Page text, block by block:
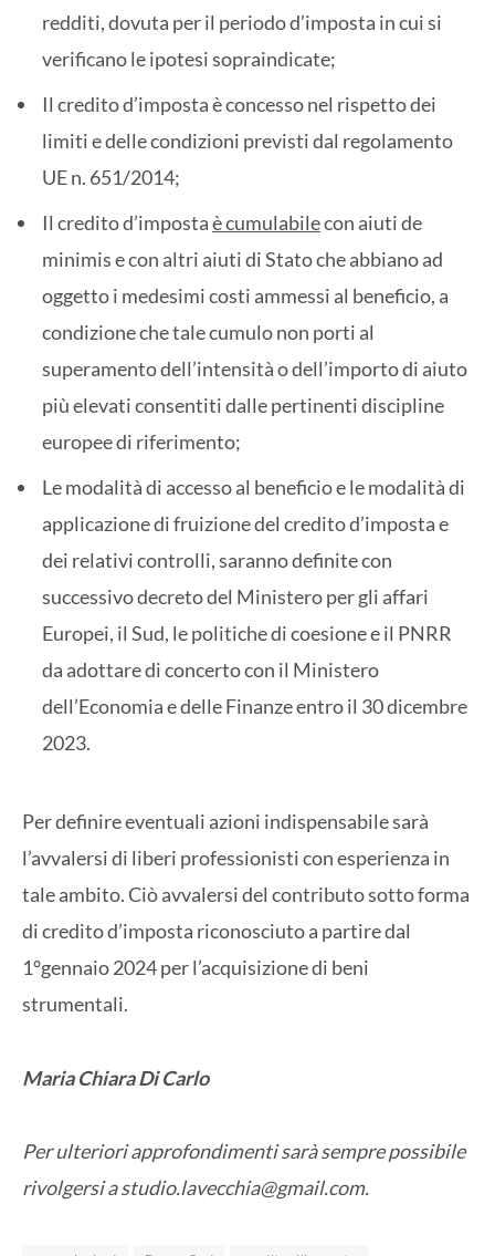
redditi, dovuta per il periodo d’imposta in cui si
verificano le ipotesi sopraindicate;
Il credito d’imposta è concesso nel rispetto dei
limiti e delle condizioni previsti dal regolamento
UE n. 651/2014;
Il credito d’impostaè cumulabilecon aiuti de
minimis e con altri aiuti di Stato che abbiano ad
oggetto i medesimi costi ammessi al beneficio, a
condizione che tale cumulo non porti al
superamento dell’intensità o dell’importo di aiuto
più elevati consentiti dalle pertinenti discipline
europee di riferimento;
Le modalità di accesso al beneficio e le modalità di
applicazione di fruizione del credito d’imposta e
dei relativi controlli, saranno definite con
successivo decreto del Ministero per gli affari
Europei, il Sud, le politiche di coesione e il PNRR
da adottare di concerto con il Ministero
dell’Economia e delle Finanze entro il 30 dicembre
2023.
Per definire eventuali azioni indispensabile sarà
l’avvalersi di liberi professionisti con esperienza in
tale ambito. Ciò avvalersi del contributo sotto forma
di credito d’imposta riconosciuto a partire dal
1°gennaio 2024 per l’acquisizione di beni
strumentali.
Maria Chiara Di Carlo
Per ulteriori approfondimenti sarà sempre possibile
rivolgersi a studio.lavecchia@gmail.com.